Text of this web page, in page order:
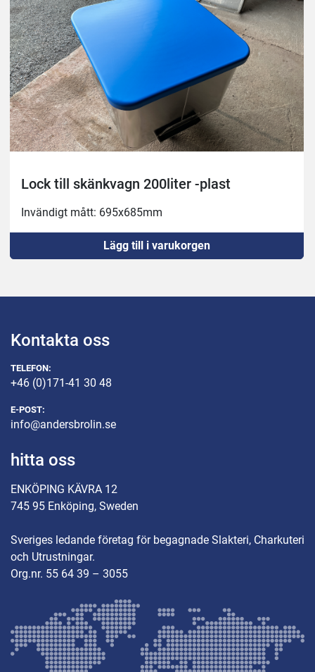
Lock till skänkvagn 200liter -plast
Invändigt mått: 695x685mm
Lägg till i varukorgen
Kontakta oss
TELEFON:
+46 (0)171-41 30 48
E-POST:
info@andersbrolin.se
hitta oss
ENKÖPING KÄVRA 12
745 95 Enköping, Sweden
Sveriges ledande företag för begagnade Slakteri, Charkuteri
och Utrustningar.
Org.nr. 55 64 39 – 3055